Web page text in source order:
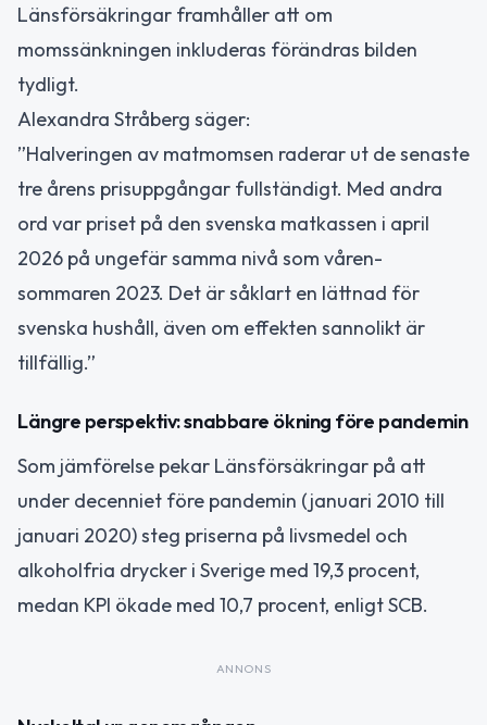
Länsförsäkringar framhåller att om
momssänkningen inkluderas förändras bilden
tydligt.
Alexandra Stråberg säger:
”Halveringen av matmomsen raderar ut de senaste
tre årens prisuppgångar fullständigt. Med andra
ord var priset på den svenska matkassen i april
2026 på ungefär samma nivå som våren-
sommaren 2023. Det är såklart en lättnad för
svenska hushåll, även om effekten sannolikt är
tillfällig.”
Längre perspektiv: snabbare ökning före pandemin
Som jämförelse pekar Länsförsäkringar på att
under decenniet före pandemin (januari 2010 till
januari 2020) steg priserna på livsmedel och
alkoholfria drycker i Sverige med 19,3 procent,
medan KPI ökade med 10,7 procent, enligt SCB.
ANNONS